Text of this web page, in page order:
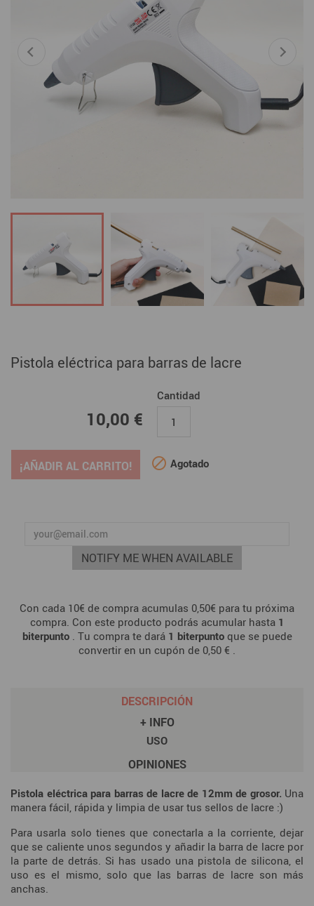
Pistola eléctrica para barras de lacre
10,00 €
Cantidad
¡AÑADIR AL CARRITO!  Agotado
NOTIFY ME WHEN AVAILABLE
Con cada 10€ de compra acumulas 0,50€ para tu próxima
compra. Con este producto podrás acumular hasta 1
biterpunto. Tu compra te dará 1 biterpuntoque se puede
convertir en un cupón de 0,50 € .
DESCRIPCIÓN
+ INFO
USO
OPINIONES
Pistola eléctrica para barras de lacre de 12mm de grosor. Una
manera fácil, rápida y limpia de usar tus sellos de lacre :)
Para usarla solo tienes que conectarla a la corriente, dejar
que se caliente unos segundos y añadir la barra de lacre por
la parte de detrás. Si has usado una pistola de silicona, el
uso es el mismo, solo que las barras de lacre son más
anchas.